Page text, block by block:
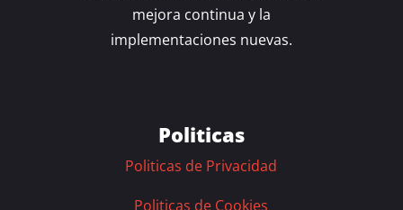
mejora continua y la
implementaciones nuevas.
Politicas
Politicas de Privacidad
Politicas de Cookies